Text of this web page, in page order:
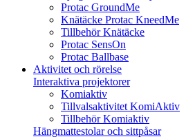
Protac GroundMe
Knätäcke Protac KneedMe
Tillbehör Knätäcke
Protac SensOn
Protac Ballbase
Aktivitet och rörelse
Interaktiva projektorer
Komiaktiv
Tillvalsaktivitet KomiAktiv
Tillbehör Komiaktiv
Hängmattestolar och sittpåsar